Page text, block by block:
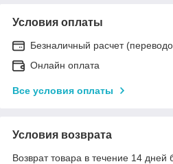
Условия оплаты
Безналичный расчет
Онлайн оплата
Все условия оплаты
Условия возврата
Возврат товара в течение 14 дней